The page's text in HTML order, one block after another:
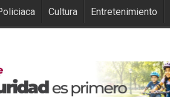
Cultura Entretenimiento